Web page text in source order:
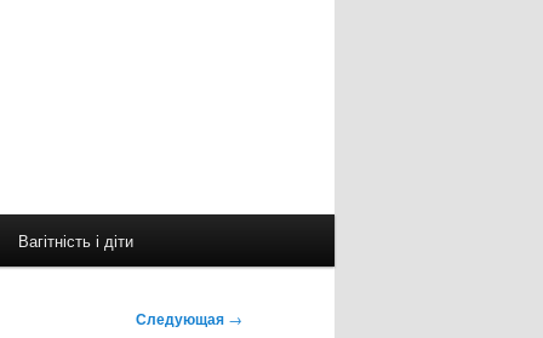
Вагітність і діти
Следующая →